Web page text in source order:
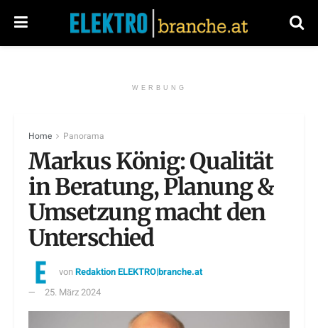
WERBUNG
Home Panorama
Markus König: Qualität
in Beratung, Planung &
Umsetzung macht den
Unterschied
vonRedaktion ELEKTRO|branche.at
25. März 2024